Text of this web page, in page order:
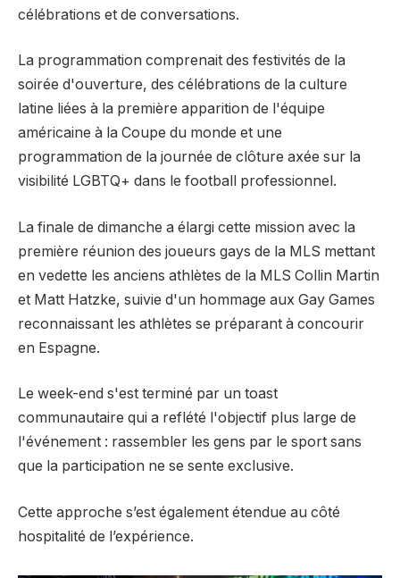
célébrations et de conversations.
La programmation comprenait des festivités de la
soirée d'ouverture, des célébrations de la culture
latine liées à la première apparition de l'équipe
américaine à la Coupe du monde et une
programmation de la journée de clôture axée sur la
visibilité LGBTQ+ dans le football professionnel.
La finale de dimanche a élargi cette mission avec la
première réunion des joueurs gays de la MLS mettant
en vedette les anciens athlètes de la MLS Collin Martin
et Matt Hatzke, suivie d'un hommage aux Gay Games
reconnaissant les athlètes se préparant à concourir
en Espagne.
Le week-end s'est terminé par un toast
communautaire qui a reflété l'objectif plus large de
l'événement : rassembler les gens par le sport sans
que la participation ne se sente exclusive.
Cette approche s’est également étendue au côté
hospitalité de l’expérience.